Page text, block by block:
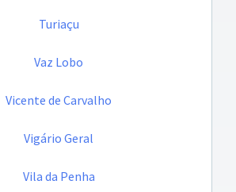
Turiaçu
Vaz Lobo
Vicente de Carvalho
Vigário Geral
Vila da Penha